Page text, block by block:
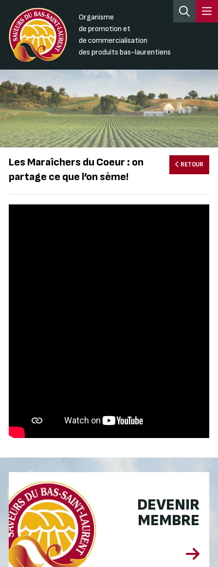
Organisme
de promotion et
de commercialisation
des produits bas-laurentiens
RETOUR
Les Maraîchers du Coeur : on
partage ce que l’on sème!
DEVENIR
MEMBRE